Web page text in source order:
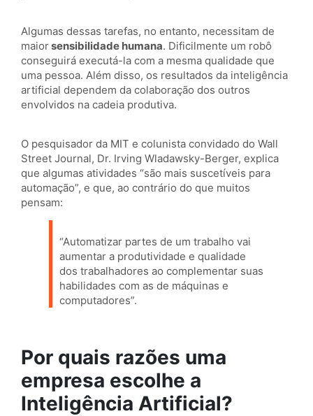
Algumas dessas tarefas, no entanto, necessitam de
maiorsensibilidade humana. Dificilmente um robô
conseguirá executá-la com a mesma qualidade que
uma pessoa. Além disso, os resultados da inteligência
artificial dependem da colaboração dos outros
envolvidos na cadeia produtiva.
O pesquisador da MIT e colunista convidado do Wall
Street Journal, Dr. Irving Wladawsky-Berger, explica
que algumas atividades “são mais suscetíveis para
automação”, e que, ao contrário do que muitos
pensam:
“Automatizar partes de um trabalho vai
aumentar a produtividade e qualidade
dos trabalhadores ao complementar suas
habilidades com as de máquinas e
computadores”.
Por quais razões uma
empresa escolhe a
Inteligência Artificial?